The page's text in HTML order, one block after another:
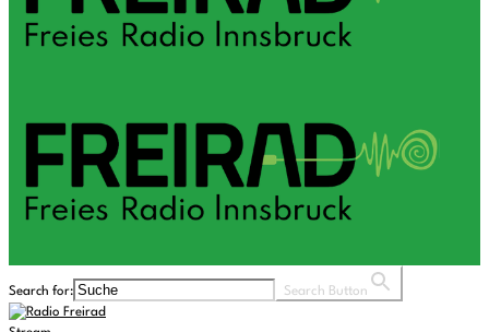
Search for: Search Button